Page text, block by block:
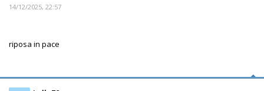
14/12/2025, 22:57
riposa in pace